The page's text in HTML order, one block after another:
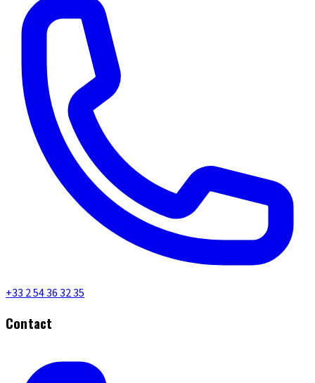
+33 2 54 36 32 35
Contact